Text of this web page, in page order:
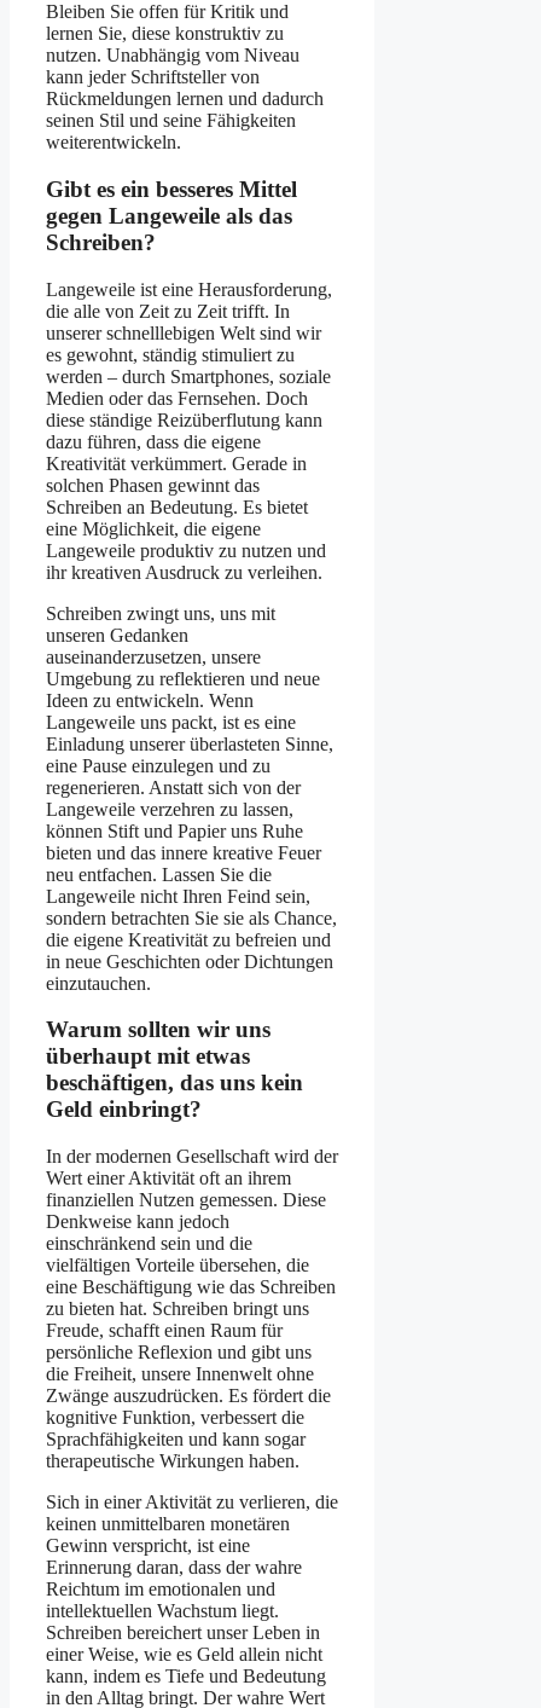
Bleiben Sie offen für Kritik und
lernen Sie, diese konstruktiv zu
nutzen. Unabhängig vom Niveau
kann jeder Schriftsteller von
Rückmeldungen lernen und dadurch
seinen Stil und seine Fähigkeiten
weiterentwickeln.
Gibt es ein besseres Mittel
gegen Langeweile als das
Schreiben?
Langeweile ist eine Herausforderung,
die alle von Zeit zu Zeit trifft. In
unserer schnelllebigen Welt sind wir
es gewohnt, ständig stimuliert zu
werden – durch Smartphones, soziale
Medien oder das Fernsehen. Doch
diese ständige Reizüberflutung kann
dazu führen, dass die eigene
Kreativität verkümmert. Gerade in
solchen Phasen gewinnt das
Schreiben an Bedeutung. Es bietet
eine Möglichkeit, die eigene
Langeweile produktiv zu nutzen und
ihr kreativen Ausdruck zu verleihen.
Schreiben zwingt uns, uns mit
unseren Gedanken
auseinanderzusetzen, unsere
Umgebung zu reflektieren und neue
Ideen zu entwickeln. Wenn
Langeweile uns packt, ist es eine
Einladung unserer überlasteten Sinne,
eine Pause einzulegen und zu
regenerieren. Anstatt sich von der
Langeweile verzehren zu lassen,
können Stift und Papier uns Ruhe
bieten und das innere kreative Feuer
neu entfachen. Lassen Sie die
Langeweile nicht Ihren Feind sein,
sondern betrachten Sie sie als Chance,
die eigene Kreativität zu befreien und
in neue Geschichten oder Dichtungen
einzutauchen.
Warum sollten wir uns
überhaupt mit etwas
beschäftigen, das uns kein
Geld einbringt?
In der modernen Gesellschaft wird der
Wert einer Aktivität oft an ihrem
finanziellen Nutzen gemessen. Diese
Denkweise kann jedoch
einschränkend sein und die
vielfältigen Vorteile übersehen, die
eine Beschäftigung wie das Schreiben
zu bieten hat. Schreiben bringt uns
Freude, schafft einen Raum für
persönliche Reflexion und gibt uns
die Freiheit, unsere Innenwelt ohne
Zwänge auszudrücken. Es fördert die
kognitive Funktion, verbessert die
Sprachfähigkeiten und kann sogar
therapeutische Wirkungen haben.
Sich in einer Aktivität zu verlieren, die
keinen unmittelbaren monetären
Gewinn verspricht, ist eine
Erinnerung daran, dass der wahre
Reichtum im emotionalen und
intellektuellen Wachstum liegt.
Schreiben bereichert unser Leben in
einer Weise, wie es Geld allein nicht
kann, indem es Tiefe und Bedeutung
in den Alltag bringt. Der wahre Wert